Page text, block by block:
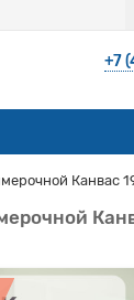
+7
Канвас